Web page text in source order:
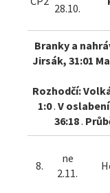
28.10.
Branky a
Jirsák, 31:01
Rozhodčí:
1:0. V
36:18.
8.
ne
2.11.